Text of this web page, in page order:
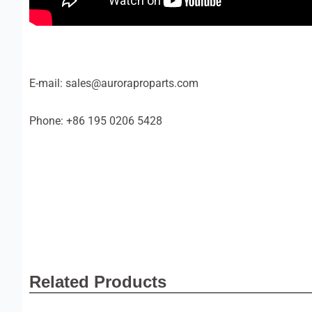
E-mail: sales@auroraproparts.com
Phone: +86 195 0206 5428
Related Products